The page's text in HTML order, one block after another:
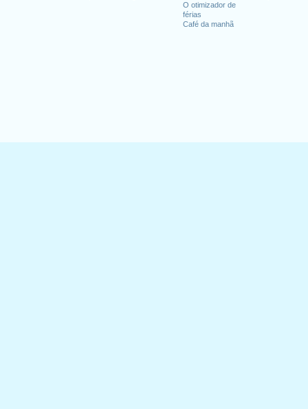
O otimizador de
férias
Café da manhã